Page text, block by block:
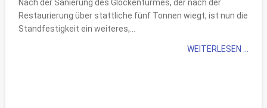
Nach der Sanierung des Glockenturmes, der nach der
Restaurierung über stattliche fünf Tonnen wiegt, ist nun die
Standfestigkeit ein weiteres,...
WEITERLESEN ...